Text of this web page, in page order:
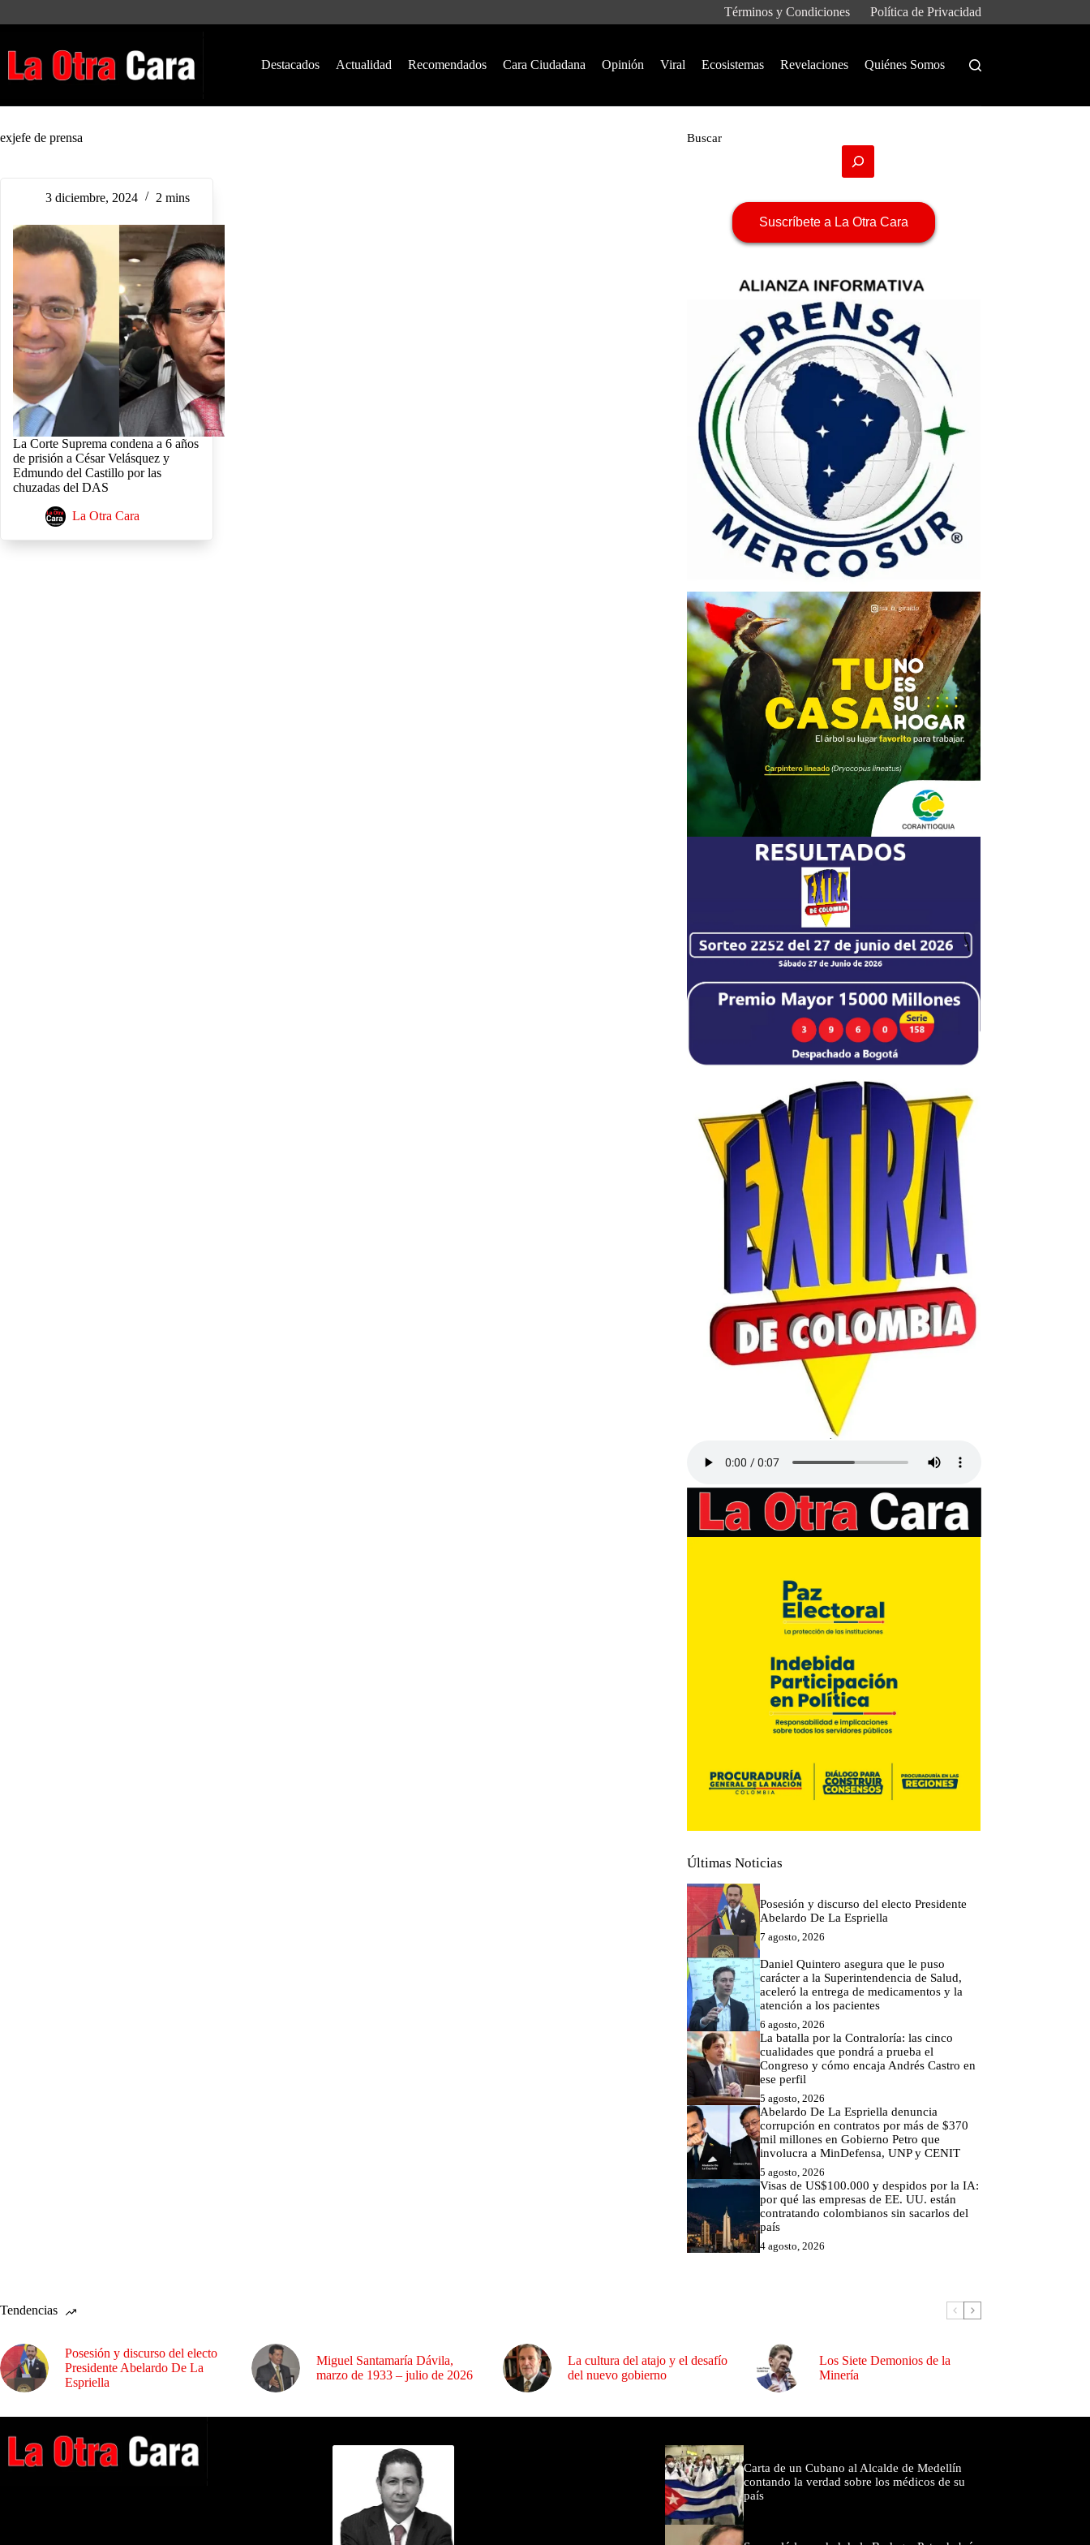
Términos y Condiciones Política de Privacidad
Destacados Actualidad Recomendados Cara Ciudadana Opinión Viral Ecosistemas Revelaciones Quiénes Somos
exjefe de prensa
3 diciembre, 2024 2 mins
La Corte Suprema condena a 6 años
de prisión a César Velásquez y
Edmundo del Castillo por las
chuzadas del DAS
La Otra Cara
Buscar
Suscríbete a La Otra Cara
Últimas Noticias
Posesión y discurso del electo Presidente
Abelardo De La Espriella
7 agosto, 2026
Daniel Quintero asegura que le puso
carácter a la Superintendencia de Salud,
aceleró la entrega de medicamentos y la
atención a los pacientes
6 agosto, 2026
La batalla por la Contraloría: las cinco
cualidades que pondrá a prueba el
Congreso y cómo encaja Andrés Castro en
ese perfil
5 agosto, 2026
Abelardo De La Espriella denuncia
corrupción en contratos por más de $370
mil millones en Gobierno Petro que
involucra a MinDefensa, UNP y CENIT
5 agosto, 2026
Visas de US$100.000 y despidos por la IA:
por qué las empresas de EE. UU. están
contratando colombianos sin sacarlos del
país
4 agosto, 2026
Tendencias
Posesión y discurso del electo
Presidente Abelardo De La
Espriella
Miguel Santamaría Dávila,
marzo de 1933 – julio de 2026
La cultura del atajo y el desafío
del nuevo gobierno
Los Siete Demonios de la
Minería
Carta de un Cubano al Alcalde de Medellín
contando la verdad sobre los médicos de su
país